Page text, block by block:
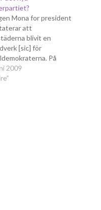
Mona for president
att
blivit en
[sic] för
På
och i
går
2009